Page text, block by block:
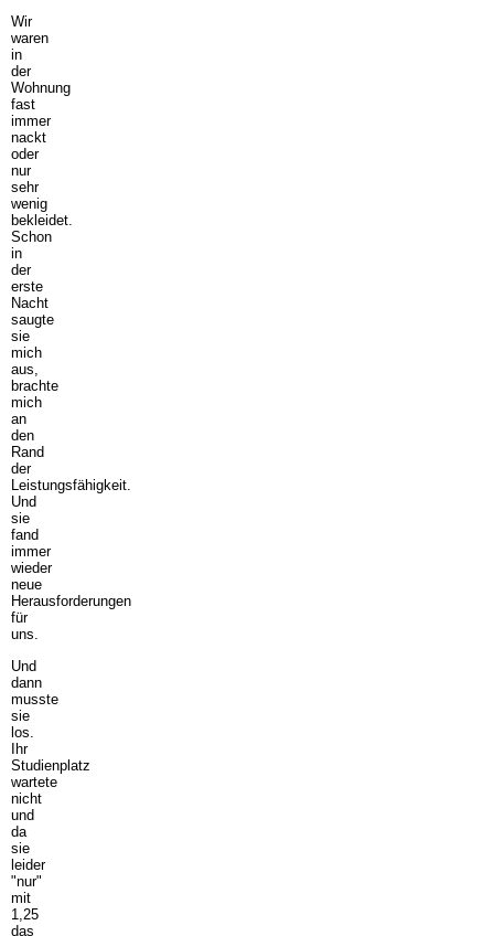
Wir
waren
in
der
Wohnung
fast
immer
nackt
oder
nur
sehr
wenig
bekleidet.
Schon
in
der
erste
Nacht
saugte
sie
mich
aus,
brachte
mich
an
den
Rand
der
Leistungsfähigkeit.
Und
sie
fand
immer
wieder
neue
Herausforderungen
für
uns.
Und
dann
musste
sie
los.
Ihr
Studienplatz
wartete
nicht
und
da
sie
leider
"nur"
mit
1,25
das